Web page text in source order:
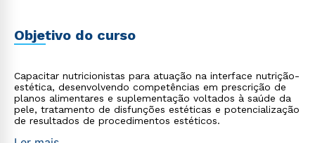
Objetivo do curso
Capacitar nutricionistas para atuação na interface nutrição-
estética, desenvolvendo competências em prescrição de
planos alimentares e suplementação voltados à saúde da
pele, tratamento de disfunções estéticas e potencialização
de resultados de procedimentos estéticos.